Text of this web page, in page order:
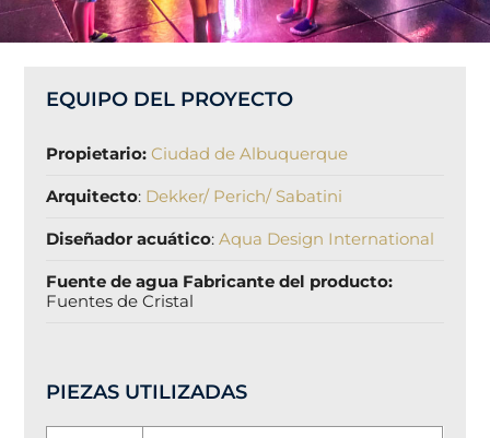
EQUIPO DEL PROYECTO
Propietario:Ciudad de Albuquerque
Arquitecto: Dekker/ Perich/ Sabatini
Diseñador acuático:Aqua Design International
Fuente de agua Fabricante del producto:
Fuentes de Cristal
PIEZAS UTILIZADAS